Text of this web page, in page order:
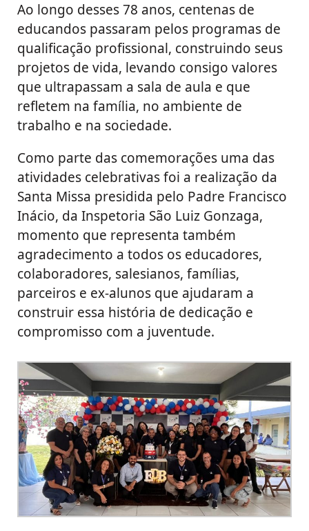
Ao longo desses 78 anos, centenas de
educandos passaram pelos programas de
qualificação profissional, construindo seus
projetos de vida, levando consigo valores
que ultrapassam a sala de aula e que
refletem na família, no ambiente de
trabalho e na sociedade.
Como parte das comemorações uma das
atividades celebrativas foi a realização da
Santa Missa presidida pelo Padre Francisco
Inácio, da Inspetoria São Luiz Gonzaga,
momento que representa também
agradecimento a todos os educadores,
colaboradores, salesianos, famílias,
parceiros e ex-alunos que ajudaram a
construir essa história de dedicação e
compromisso com a juventude.